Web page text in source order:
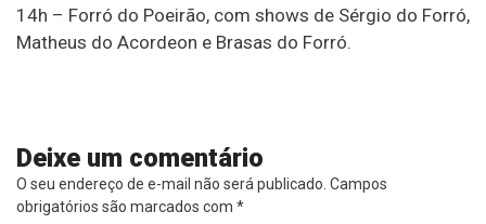
14h – Forró do Poeirão, com shows de Sérgio do Forró,
Matheus do Acordeon e Brasas do Forró.
Deixe um comentário
O seu endereço de e-mail não será publicado. Campos
obrigatórios são marcados com *